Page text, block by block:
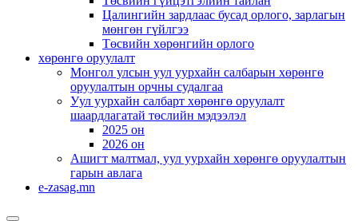
Цалингийн зардлаас бусад орлого, зарлагын
мөнгөн гүйлгээ
Төсвийн хөрөнгийн орлого
хөрөнгө оруулалт
Монгол улсын уул уурхайн салбарын хөрөнгө
оруулалтын орчны судалгаа
Уул уурхайн салбарт хөрөнгө оруулалт
шаардлагатай төслийн мэдээлэл
2025 он
2026 он
Ашигт малтмал, уул уурхайн хөрөнгө оруулалтын
гарын авлага
e-zasag.mn